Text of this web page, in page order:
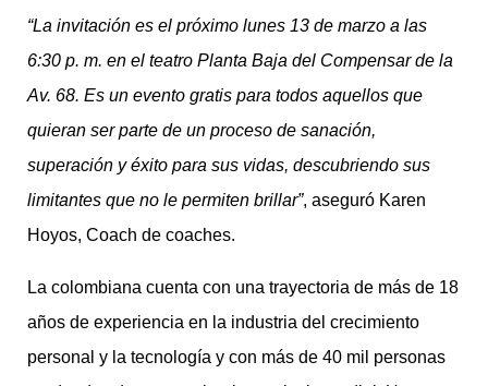
“La invitación es el próximo lunes 13 de marzo a las
6:30 p. m. en el teatro Planta Baja del Compensar de la
Av. 68. Es un evento gratis para todos aquellos que
quieran ser parte de un proceso de sanación,
superación y éxito para sus vidas, descubriendo sus
limitantes que no le permiten brillar”, aseguró Karen
Hoyos, Coach de coaches.
La colombiana cuenta con una trayectoria de más de 18
años de experiencia en la industria del crecimiento
personal y la tecnología y con más de 40 mil personas